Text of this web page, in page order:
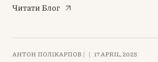
Читати Блог
АНТОН ПОЛІКАРПОВ | | 17 APRIL, 2025